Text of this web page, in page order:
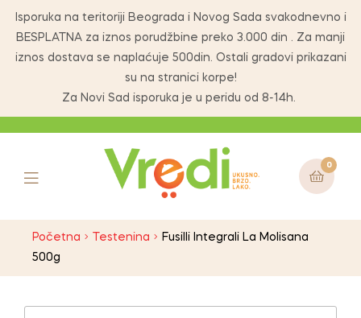
Isporuka na teritoriji Beograda i Novog Sada svakodnevno i
BESPLATNA za iznos porudžbine preko 3.000 din . Za manji
iznos dostava se naplaćuje 500din. Ostali gradovi prikazani
su na stranici korpe!
Za Novi Sad isporuka je u peridu od 8-14h.
0
Početna Testenina
Fusilli Integrali La Molisana
500g